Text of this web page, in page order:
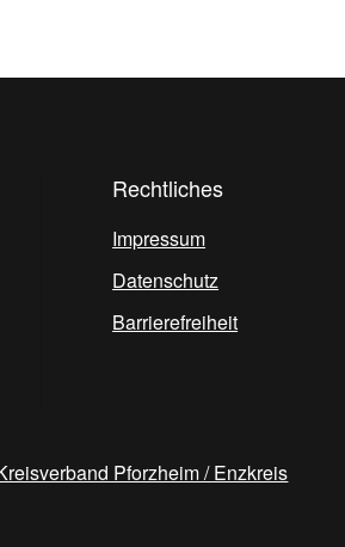
Rechtliches
Impressum
Datenschutz
Barrierefreiheit
Pforzheim / Enzkreis